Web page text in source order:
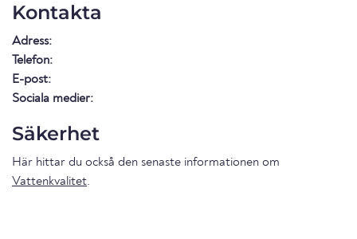
Kontakta
Adress:
Telefon:
E-post:
Sociala medier:
Säkerhet
Här hittar du också den senaste informationen om
Vattenkvalitet.